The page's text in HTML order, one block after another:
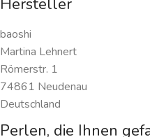
baoshi
Martina Lehnert
Römerstr. 1
74861 Neudenau
Deutschland
Perlen, die Ihnen